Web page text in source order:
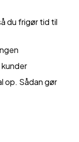
du frigør tid til
op. Sådan gør